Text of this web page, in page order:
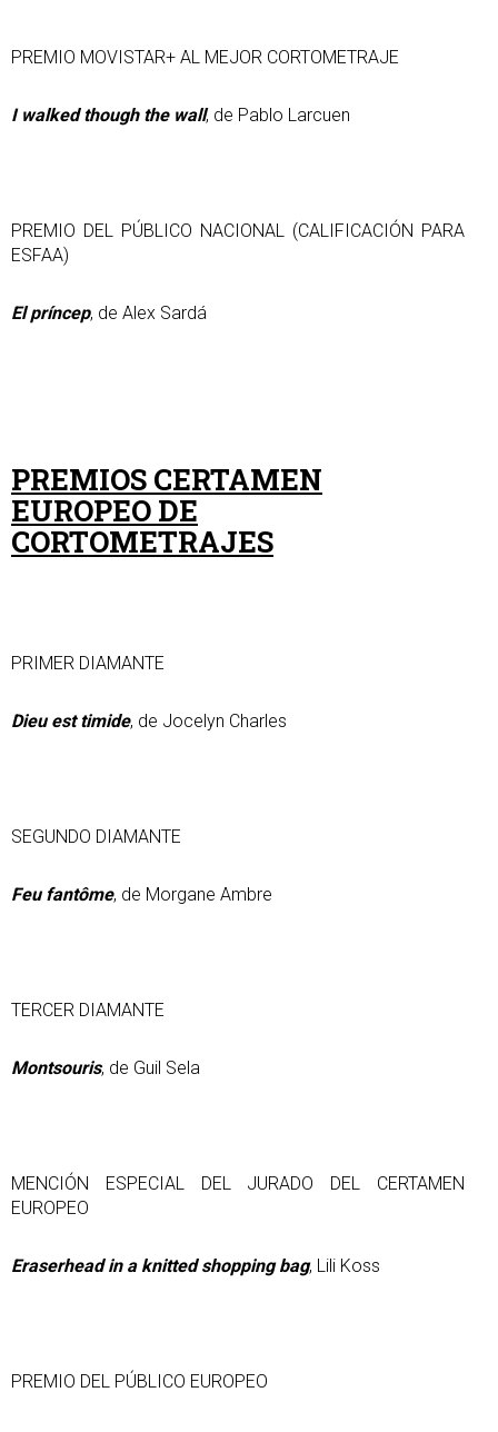
PREMIO MOVISTAR+ AL MEJOR CORTOMETRAJE
I walked though the wall, de Pablo Larcuen
PREMIO DEL PÚBLICO NACIONAL (CALIFICACIÓN PARA
ESFAA)
El príncep, de Alex Sardá
PREMIOS CERTAMEN
EUROPEO DE
CORTOMETRAJES
PRIMER DIAMANTE
Dieu est timide, de Jocelyn Charles
SEGUNDO DIAMANTE
Feu fantôme, de Morgane Ambre
TERCER DIAMANTE
Montsouris, de Guil Sela
MENCIÓN ESPECIAL DEL JURADO DEL CERTAMEN
EUROPEO
Eraserhead in a knitted shopping bag, Lili Koss
PREMIO DEL PÚBLICO EUROPEO